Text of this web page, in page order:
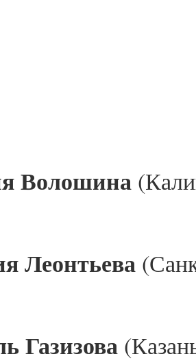
Волошина
Леонтьева
Газизова